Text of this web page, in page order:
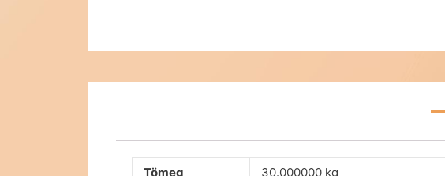
Tömeg 30.000000 kg